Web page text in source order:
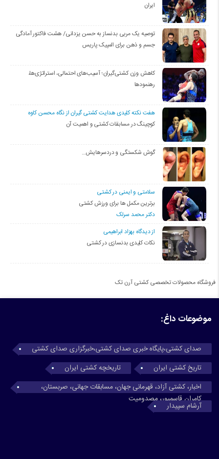
ایران
توصیه یک مربی بدنساز به حسن یزدانی/ هشت فاکتور آمادگی
جسم و ذهن برای المپیک پاریس
کاهش وزن کشتی‌گیران؛ آسیب‌های احتمالی، استراتژی‌ها،
رهنمودها
هفت نکته کلیدی هدایت کشتی گیران از نگاه محسن کاوه
کوچینگ در مسابقات کشتی و اهمیت آن
گوش شکستگی و دردسرهایش…
سلامتی و ایمنی در کشتی
برترین مکمل ها برای ورزش کشتی
دکتر محمد سرلک
از دیدگاه بهزاد ابراهیمی
نکات کلیدی بدنسازی در کشتی
فروشگاه محصولات تخصصی کشتی آرن تک
موضوعات داغ:
صدای کشتی،پایگاه خبری صدای کشتی،خبرگزاری صدای کشتی
تاریخ کشتی ایران
تاریخچه کشتی ایران
اخبار، کشتی آزاد، قهرمانی جهان، مسابقات جهانی، صربستان،
کامران قاسمپور، مصدومیت
آرشام سپیدار